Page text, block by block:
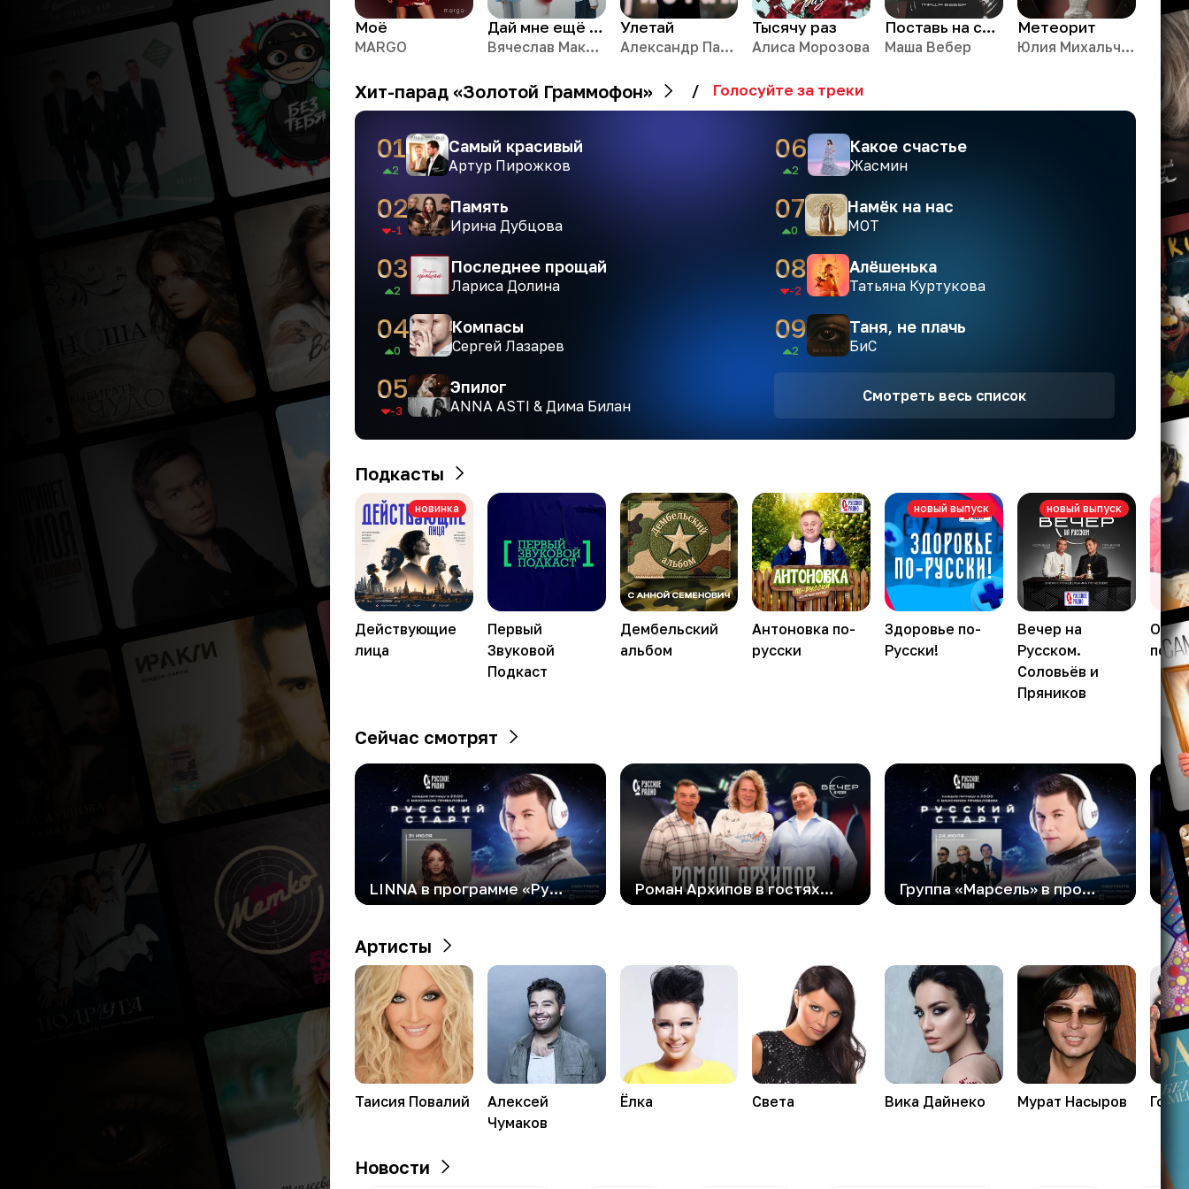
Моё
MARGO
Дай мне ещё один шанс
Вячеслав Макаров & DJ Dimixer
Улетай
Александр Панайотов
Тысячу раз
Алиса Морозова
Поставь на стоп
Маша Вебер
Метеорит
Юлия Михальчик
Хит-парад «Золотой Граммофон» / Голосуйте за треки
01
2
Самый красивый
Артур Пирожков
02
-1
Память
Ирина Дубцова
03
2
Последнее прощай
Лариса Долина
04
0
Компасы
Сергей Лазарев
05
-3
Эпилог
ANNA ASTI & Дима Билан
06
2
Какое счастье
Жасмин
07
0
Намёк на нас
МОТ
08
-2
Алёшенька
Татьяна Куртукова
09
2
Таня, не плачь
БиС
Смотреть весь список
Подкасты
новинка
Действующие
лица
Первый
Звуковой
Подкаст
Дембельский
альбом
Антоновка по-
русски
новый выпуск
Здоровье по-
Русски!
новый выпуск
Вечер на
Русском.
Соловьёв и
Пряников
Сейчас смотрят
LINNA в программе «Русский Старт» Роман Архипов в гостях шоу «Вечер на Русском»: «Дети — лучшие учителя» Группа «Марсель» в программе «Русский Старт»
Артисты
Таисия Повалий
Алексей
Чумаков
Ёлка Света Вика Дайнеко Мурат Насыров
Новости